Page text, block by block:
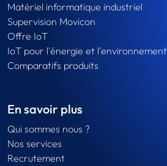
Matériel informatique industriel
Supervision Movicon
Offre IoT
IoT pour l'énergie et l'environnement
Comparatifs produits
En savoir plus
Qui sommes nous ?
Nos services
Recrutement